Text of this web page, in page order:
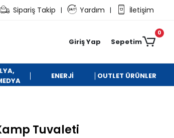
Sipariş Takip | Yardım | İletişim
Giriş Yap Sepetim
0
ENERJİ OUTLET ÜRÜNLER
Tuvaleti